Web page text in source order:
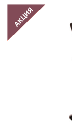
АКЦИЯ